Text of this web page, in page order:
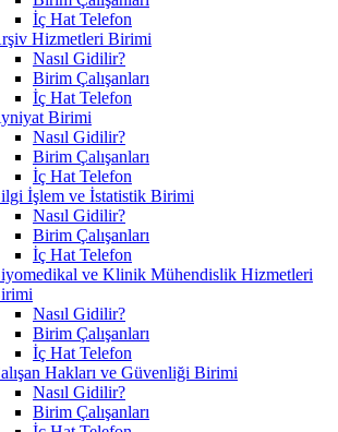
İç Hat Telefon
Hizmetleri Birimi
Nasıl Gidilir?
Birim Çalışanları
İç Hat Telefon
Birimi
Nasıl Gidilir?
Birim Çalışanları
İç Hat Telefon
İşlem ve İstatistik Birimi
Nasıl Gidilir?
Birim Çalışanları
İç Hat Telefon
ve Klinik Mühendislik Hizmetleri
Nasıl Gidilir?
Birim Çalışanları
İç Hat Telefon
Hakları ve Güvenliği Birimi
Nasıl Gidilir?
Birim Çalışanları